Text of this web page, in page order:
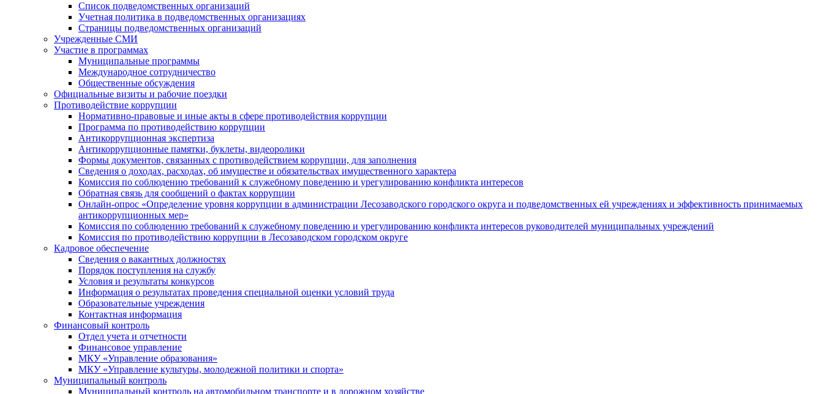
Список подведомственных организаций
Учетная политика в подведомственных организациях
Страницы подведомственных организаций
Учрежденные СМИ
Участие в программах
Муниципальные программы
Международное сотрудничество
Общественные обсуждения
Официальные визиты и рабочие поездки
Противодействие коррупции
Нормативно-правовые и иные акты в сфере противодействия коррупции
Программа по противодействию коррупции
Антикоррупционная экспертиза
Антикоррупционные памятки, буклеты, видеоролики
Формы документов, связанных с противодействием коррупции, для заполнения
Сведения о доходах, расходах, об имуществе и обязательствах имущественного характера
Комиссия по соблюдению требований к служебному поведению и урегулированию конфликта интересов
Обратная связь для сообщений о фактах коррупции
Онлайн-опрос «Определение уровня коррупции в администрации Лесозаводского городского округа и подведомственных ей учреждениях и эффективность принимаемых
антикоррупционных мер»
Комиссия по соблюдению требований к служебному поведению и урегулированию конфликта интересов руководителей муниципальных учреждений
Комиссия по противодействию коррупции в Лесозаводском городском округе
Кадровое обеспечение
Сведения о вакантных должностях
Порядок поступления на службу
Условия и результаты конкурсов
Информация о результатах проведения специальной оценки условий труда
Образовательные учреждения
Контактная информация
Финансовый контроль
Отдел учета и отчетности
Финансовое управление
МКУ «Управление образования»
МКУ «Управление культуры, молодежной политики и спорта»
Муниципальный контроль
Муниципальный контроль на автомобильном транспорте и в дорожном хозяйстве